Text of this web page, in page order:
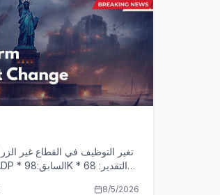
8/5/2026